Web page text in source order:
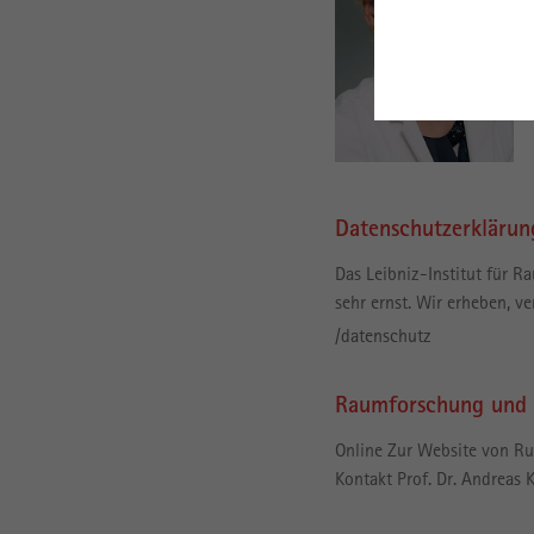
Das Leibniz-Institut für
sehr ernst. Wir erheben,
/datenschutz
Raumforschung
Online Zur Website von
Kontakt Prof. Dr. Andreas